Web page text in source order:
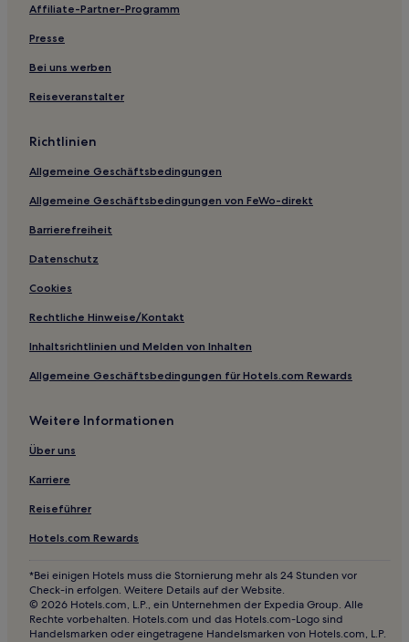
Hotels nahe Strand Girandella
Kanfanar Hotels
Fazana Hotels
Marici Hotels
Draguć Hotels
Sveti Donat Hotels
Bale Hotels
Gradišće Hotels
Maružini Hotels
Paradiž Hotels
Gologorički Dol Hotels
Hotels nahe Strand von Rabac
Krkuž Hotels
Sveti Martin Hotels
Jurići Hotels
Majkusi Hotels
Koromacno Hotels
Zminj Hotels
Zamask Hotels
Golas Hotels
Cere Hotels
Affiliate-Partner-Programm
Presse
Bei uns werben
Reiseveranstalter
Richtlinien
Allgemeine Geschäftsbedingungen
Allgemeine Geschäftsbedingungen von FeWo-direkt
Barrierefreiheit
Datenschutz
Cookies
Rechtliche Hinweise/Kontakt
Inhaltsrichtlinien und Melden von Inhalten
Allgemeine Geschäftsbedingungen für Hotels.com Rewards
Weitere Informationen
Über uns
Karriere
Reiseführer
Hotels.com Rewards
*Bei einigen Hotels muss die Stornierung mehr als 24 Stunden vor
Check-in erfolgen. Weitere Details auf der Website.
© 2026 Hotels.com, L.P., ein Unternehmen der Expedia Group. Alle
Rechte vorbehalten. Hotels.com und das Hotels.com-Logo sind
Handelsmarken oder eingetragene Handelsmarken von Hotels.com, L.P.